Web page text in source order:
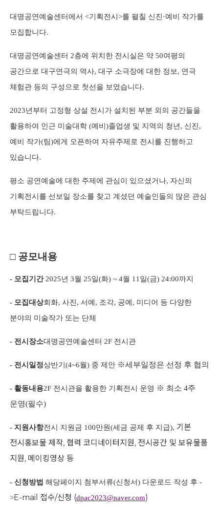
대명공연예술센터에서 <기획전시 >를 펼칠 신진 ·예비 작가를
모집합니다.
대명공연예술센터 2층에 위치한 전시실은 약 50여평의
공간으로 대구연극의 역사, 대구 소극장에 대한 정보, 연극
체험관 등의 구성으로 첫선을 보였습니다.
2023년부터 고정형 상설 전시가 설치된 부분 외의 공간들을
활용하여 인근 미술대학 (예비 )졸업생 및 지역의 청년 , 신진 ,
예비 작가(팀)에게 오픈하여 자유주제로 전시를 진행하고
있습니다.
평소 공연예술에 대한 주제에 관심이 있으셨거나, 자신의
기획전시를 선보일 장소를 찾고 계셨던 예술인들의 많은 관심
부탁드립니다.
□ 공모내용
- 모집기간 2025년 3월 25일(화) ~ 4월 11 일(금) 24:00까지
- 모집대상회화, 사진 , 서예 , 조각, 공예 , 미디어 등 다양한
분야의 미술작가 또는 단체
- 전시장소대명공연예술센터 2F 전시관
- 전시일정상반기 (4~6월) 중 제안 ※세부일정은 선정 후 협의
- 활동내용2F 전시관을 활용한 기획전시 운영 ※ 최소 4주
운영(필수)
- 지원사항전시 지원금 100만원(세금 공제 후 지급), 기본
전시홍보물 제작, 협력 코디네이터지원, 전시공간 및 보유물품
지원, 메이킹영상 등
- 신청방법 해당페이지 첨부서류(신청서) 다운로드 작성 후 -
>E-mail 접수/신청 (dpac2023@naver.com)